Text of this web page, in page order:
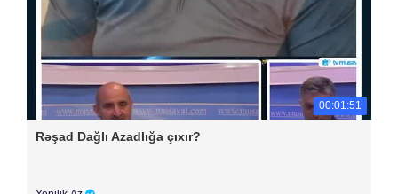
00:01:51
Rəşad Dağlı Azadlığa çıxır?